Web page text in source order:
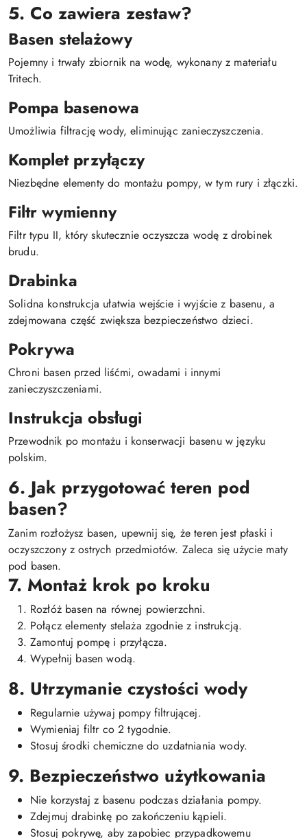
5. Co zawiera zestaw?
Basen stelażowy
Pojemny i trwały zbiornik na wodę, wykonany z materiału
Tritech.
Pompa basenowa
Umożliwia filtrację wody, eliminując zanieczyszczenia.
Komplet przyłączy
Niezbędne elementy do montażu pompy, w tym rury i złączki.
Filtr wymienny
Filtr typu II, który skutecznie oczyszcza wodę z drobinek
brudu.
Drabinka
Solidna konstrukcja ułatwia wejście i wyjście z basenu, a
zdejmowana część zwiększa bezpieczeństwo dzieci.
Pokrywa
Chroni basen przed liśćmi, owadami i innymi
zanieczyszczeniami.
Instrukcja obsługi
Przewodnik po montażu i konserwacji basenu w języku
polskim.
6. Jak przygotować teren pod
basen?
Zanim rozłożysz basen, upewnij się, że teren jest płaski i
oczyszczony z ostrych przedmiotów. Zaleca się użycie maty
pod basen.
7. Montaż krok po kroku
Rozłóż basen na równej powierzchni.
Połącz elementy stelaża zgodnie z instrukcją.
Zamontuj pompę i przyłącza.
Wypełnij basen wodą.
8. Utrzymanie czystości wody
Regularnie używaj pompy filtrującej.
Wymieniaj filtr co 2 tygodnie.
Stosuj środki chemiczne do uzdatniania wody.
9. Bezpieczeństwo użytkowania
Nie korzystaj z basenu podczas działania pompy.
Zdejmuj drabinkę po zakończeniu kąpieli.
Stosuj pokrywę, aby zapobiec przypadkowemu